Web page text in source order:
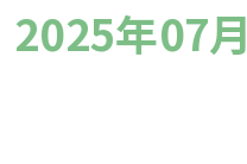
2025年07月